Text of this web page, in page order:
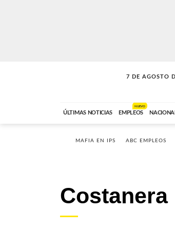
7 DE AGOSTO
SOLO
ÚLTIMAS NOTICIAS EMPLEOS
NUEVO
MAFIA EN IPS ABC EMPLEOS
Costanera